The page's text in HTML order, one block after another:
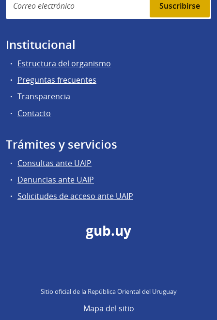
Suscribirse
Institucional
Estructura del organismo
Preguntas frecuentes
Transparencia
Contacto
Trámites y servicios
Consultas ante UAIP
Denuncias ante UAIP
Solicitudes de acceso ante UAIP
gub.uy
Sitio oficial de la República Oriental del Uruguay
Mapa del sitio